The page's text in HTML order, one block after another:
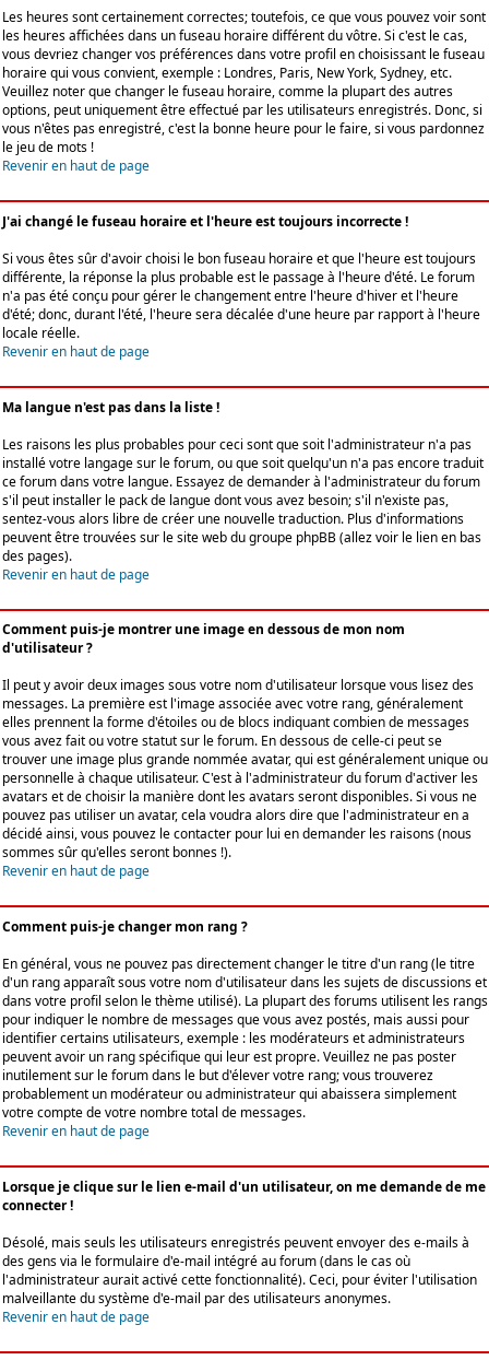
Les heures sont certainement correctes; toutefois, ce que vous pouvez voir sont
les heures affichées dans un fuseau horaire différent du vôtre. Si c'est le cas,
vous devriez changer vos préférences dans votre profil en choisissant le fuseau
horaire qui vous convient, exemple : Londres, Paris, New York, Sydney, etc.
Veuillez noter que changer le fuseau horaire, comme la plupart des autres
options, peut uniquement être effectué par les utilisateurs enregistrés. Donc, si
vous n'êtes pas enregistré, c'est la bonne heure pour le faire, si vous pardonnez
le jeu de mots !
Revenir en haut de page
J'ai changé le fuseau horaire et l'heure est toujours incorrecte !
Si vous êtes sûr d'avoir choisi le bon fuseau horaire et que l'heure est toujours
différente, la réponse la plus probable est le passage à l'heure d'été. Le forum
n'a pas été conçu pour gérer le changement entre l'heure d'hiver et l'heure
d'été; donc, durant l'été, l'heure sera décalée d'une heure par rapport à l'heure
locale réelle.
Revenir en haut de page
Ma langue n'est pas dans la liste !
Les raisons les plus probables pour ceci sont que soit l'administrateur n'a pas
installé votre langage sur le forum, ou que soit quelqu'un n'a pas encore traduit
ce forum dans votre langue. Essayez de demander à l'administrateur du forum
s'il peut installer le pack de langue dont vous avez besoin; s'il n'existe pas,
sentez-vous alors libre de créer une nouvelle traduction. Plus d'informations
peuvent être trouvées sur le site web du groupe phpBB (allez voir le lien en bas
des pages).
Revenir en haut de page
Comment puis-je montrer une image en dessous de mon nom
d'utilisateur ?
Il peut y avoir deux images sous votre nom d'utilisateur lorsque vous lisez des
messages. La première est l'image associée avec votre rang, généralement
elles prennent la forme d'étoiles ou de blocs indiquant combien de messages
vous avez fait ou votre statut sur le forum. En dessous de celle-ci peut se
trouver une image plus grande nommée avatar, qui est généralement unique ou
personnelle à chaque utilisateur. C'est à l'administrateur du forum d'activer les
avatars et de choisir la manière dont les avatars seront disponibles. Si vous ne
pouvez pas utiliser un avatar, cela voudra alors dire que l'administrateur en a
décidé ainsi, vous pouvez le contacter pour lui en demander les raisons (nous
sommes sûr qu'elles seront bonnes !).
Revenir en haut de page
Comment puis-je changer mon rang ?
En général, vous ne pouvez pas directement changer le titre d'un rang (le titre
d'un rang apparaît sous votre nom d'utilisateur dans les sujets de discussions et
dans votre profil selon le thème utilisé). La plupart des forums utilisent les rangs
pour indiquer le nombre de messages que vous avez postés, mais aussi pour
identifier certains utilisateurs, exemple : les modérateurs et administrateurs
peuvent avoir un rang spécifique qui leur est propre. Veuillez ne pas poster
inutilement sur le forum dans le but d'élever votre rang; vous trouverez
probablement un modérateur ou administrateur qui abaissera simplement
votre compte de votre nombre total de messages.
Revenir en haut de page
Lorsque je clique sur le lien e-mail d'un utilisateur, on me demande de me
connecter !
Désolé, mais seuls les utilisateurs enregistrés peuvent envoyer des e-mails à
des gens via le formulaire d'e-mail intégré au forum (dans le cas où
l'administrateur aurait activé cette fonctionnalité). Ceci, pour éviter l'utilisation
malveillante du système d'e-mail par des utilisateurs anonymes.
Revenir en haut de page